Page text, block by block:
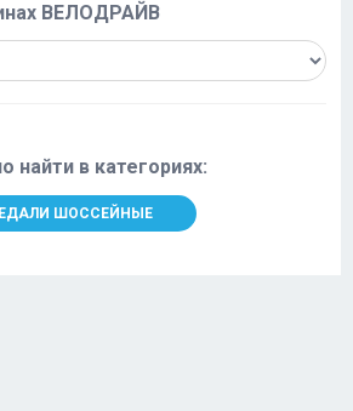
ВЕЛОДРАЙВ
найти в категориях:
ШОССЕЙНЫЕ